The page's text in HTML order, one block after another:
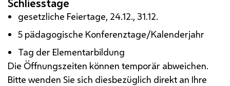
Schliesstage
gesetzliche Feiertage, 24.12., 31.12.
5 pädagogische Konferenztage/Kalenderjahr
Tag der Elementarbildung
Die Öffnungszeiten können temporär abweichen.
Bitte wenden Sie sich diesbezüglich direkt an Ihre